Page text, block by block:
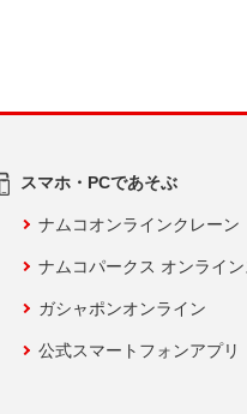
スマホ・PCであそぶ
ナムコオンラインクレーン
ナムコパークス オンライ
ガシャポンオンライン
公式スマートフォンアプリ